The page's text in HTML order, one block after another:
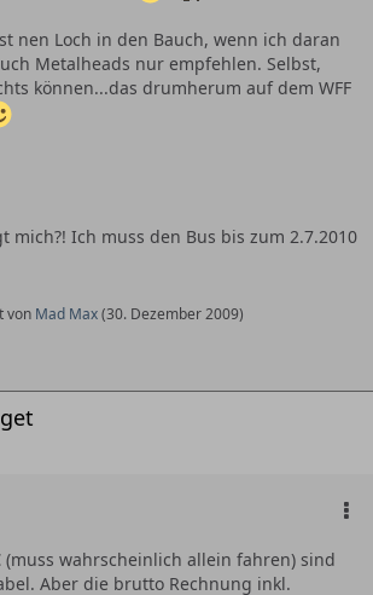
nen Loch in den Bauch, wenn ich daran
Metalheads nur empfehlen. Selbst,
können...das drumherum auf dem WFF
mich?! Ich muss den Bus bis zum 2.7.2010
von Mad Max(30. Dezember 2009)
(muss wahrscheinlich allein fahren) sind
Aber die brutto Rechnung inkl.